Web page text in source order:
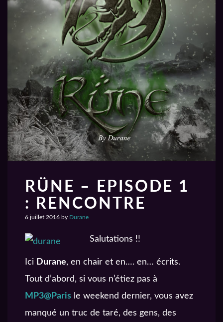
RÜNE – EPISODE 1
: RENCONTRE
6 juillet 2016 by Durane
Salutations !!
Ici Durane, en chair et en…. en… écrits.
Tout d’abord, si vous n’étiez pas à
MP3@Paris le weekend dernier, vous avez
manqué un truc de taré, des gens, des